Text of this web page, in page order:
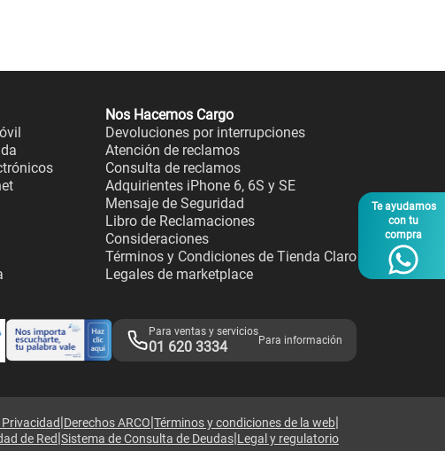
Te ayudamos
con tu
compra
Nos Hacemos Cargo
Devoluciones por interrupciones
Atención de reclamos
Consulta de reclamos
Adquirientes iPhone 6, 6S y SE
Mensaje de Seguridad
Libro de Reclamaciones
Consideraciones
Términos y Condiciones de Tienda Claro
Legales de marketplace
Para ventas y servicios
01 620 3334 Para información
|Derechos ARCO|Términos y condiciones de la web|
de Red|Sistema de Consulta de Deudas|Legal y regulatorio